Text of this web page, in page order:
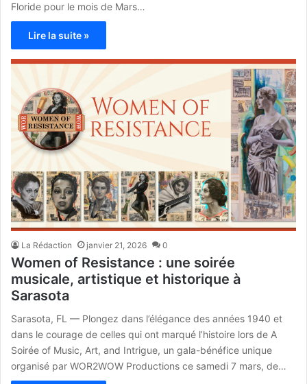
Floride pour le mois de Mars…
Lire la suite »
La Rédaction janvier 21, 2026 0
Women of Resistance : une soirée
musicale, artistique et historique à
Sarasota
Sarasota, FL — Plongez dans l’élégance des années 1940 et
dans le courage de celles qui ont marqué l’histoire lors de A
Soirée of Music, Art, and Intrigue, un gala-bénéfice unique
organisé par WOR2WOW Productions ce samedi 7 mars, de…